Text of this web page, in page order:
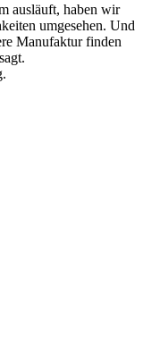
ausläuft, haben wir
umgesehen. Und
Manufaktur finden